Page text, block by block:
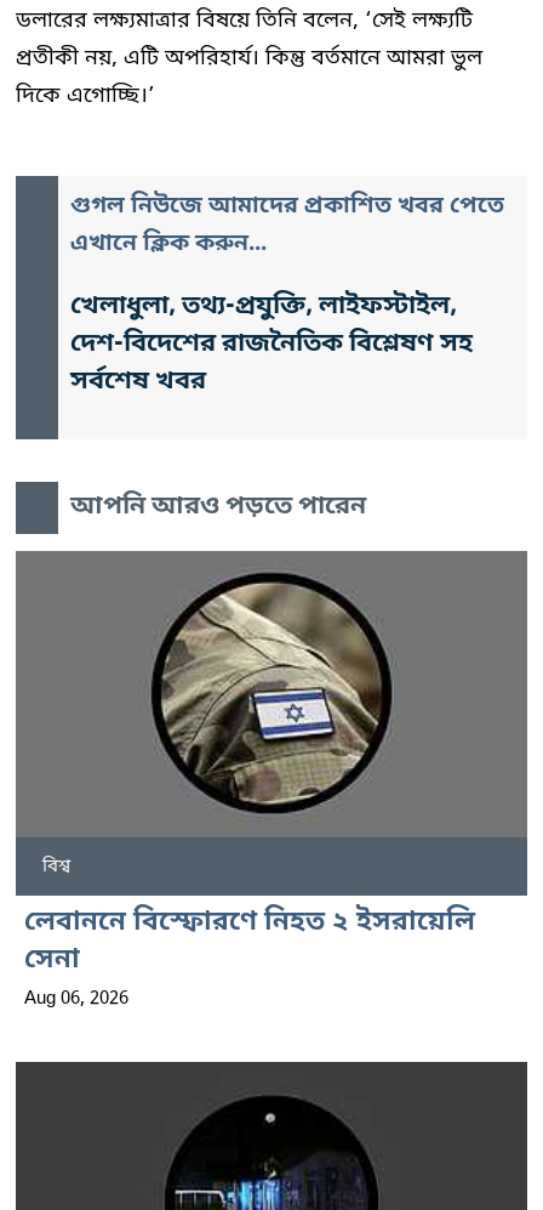
ডলারের লক্ষ্যমাত্রার বিষয়ে তিনি বলেন, ‘সেই লক্ষ্যটি
প্রতীকী নয়, এটি অপরিহার্য। কিন্তু বর্তমানে আমরা ভুল
দিকে এগোচ্ছি।’
গুগল নিউজে আমাদের প্রকাশিত খবর পেতে
এখানে ক্লিক করুন...
খেলাধুলা, তথ্য-প্রযুক্তি, লাইফস্টাইল,
দেশ-বিদেশের রাজনৈতিক বিশ্লেষণ সহ
সর্বশেষ খবর
আপনি আরও পড়তে পারেন
বিশ্ব
লেবাননে বিস্ফোরণে নিহত ২ ইসরায়েলি
সেনা
Aug 06, 2026